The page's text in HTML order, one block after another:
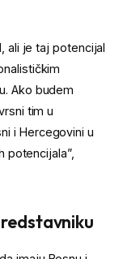
ali je taj potencijal
Ako budem
tim u
i Hercegovini u
potencijala”,